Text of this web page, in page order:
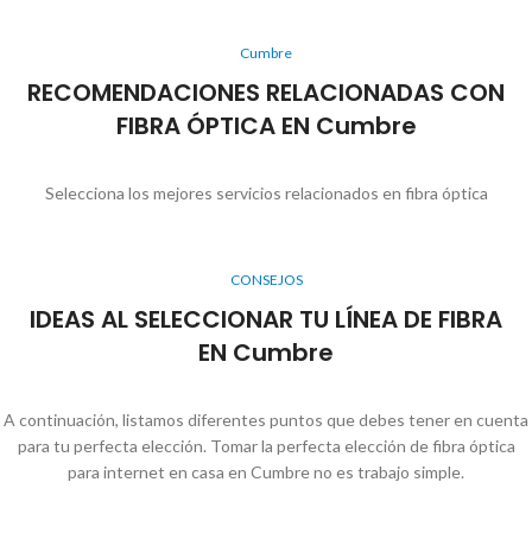
Cumbre
RECOMENDACIONES RELACIONADAS CON
FIBRA ÓPTICA EN Cumbre
Selecciona los mejores servicios relacionados en fibra óptica
CONSEJOS
IDEAS AL SELECCIONAR TU LÍNEA DE FIBRA
EN Cumbre
A continuación, listamos diferentes puntos que debes tener en cuenta
para tu perfecta elección. Tomar la perfecta elección de fibra óptica
para internet en casa en Cumbre no es trabajo simple.